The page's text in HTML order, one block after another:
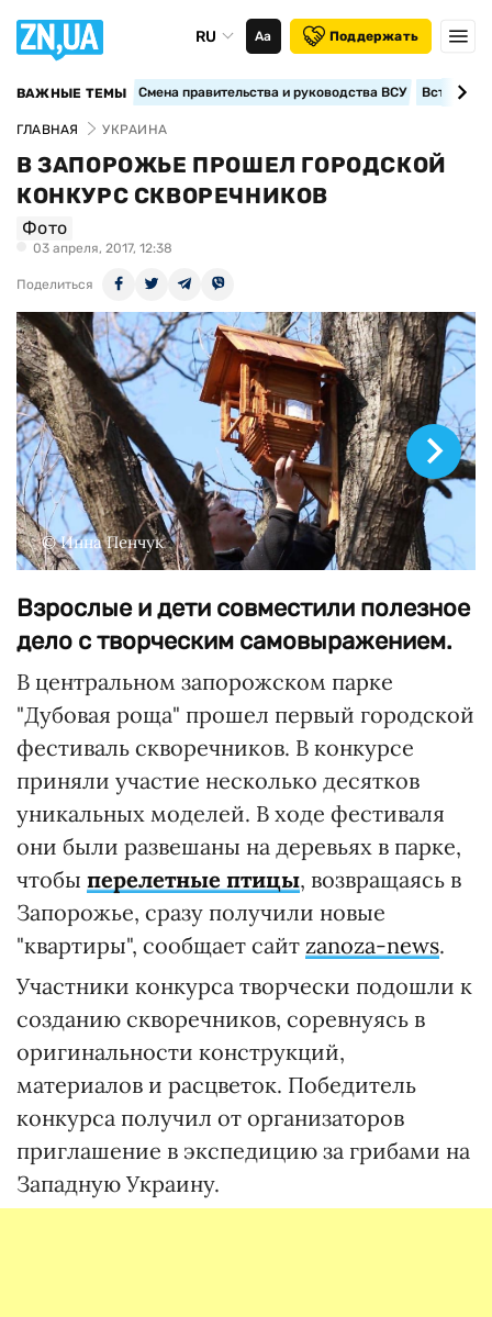
RU Аа Поддержать
ВАЖНЫЕ ТЕМЫ Смена правительства и руководства ВСУ
ГЛАВНАЯ УКРАИНА
В ЗАПОРОЖЬЕ ПРОШЕЛ ГОРОДСКОЙ
КОНКУРС СКВОРЕЧНИКОВ
Фото
03 апреля, 2017, 12:38
Поделиться
© Инна Пенчук
Взрослые и дети совместили полезное
дело с творческим самовыражением.
В центральном запорожском парке
"Дубовая роща" прошел первый городской
фестиваль скворечников. В конкурсе
приняли участие несколько десятков
уникальных моделей. В ходе фестиваля
они были развешаны на деревьях в парке,
чтобы перелетные птицы, возвращаясь в
Запорожье, сразу получили новые
"квартиры", сообщает сайт zanoza-news.
Участники конкурса творчески подошли к
созданию скворечников, соревнуясь в
оригинальности конструкций,
материалов и расцветок. Победитель
конкурса получил от организаторов
приглашение в экспедицию за грибами на
Западную Украину.